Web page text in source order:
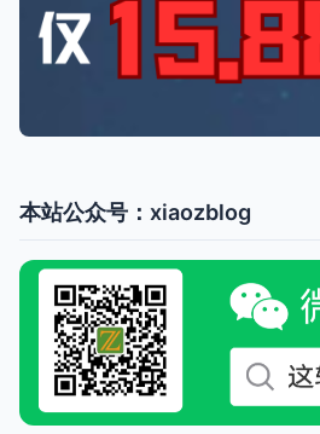
本站公众号：xiaozblog